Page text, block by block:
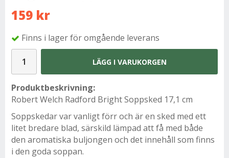
159 kr
Finns i lager för omgående leverans
LÄGG I VARUKORGEN
Produktbeskrivning:
Robert Welch Radford Bright Soppsked 17,1 cm
Soppskedar var vanligt förr och är en sked med ett
litet bredare blad, särskild lämpad att få med både
den aromatiska buljongen och det innehåll som finns
i den goda soppan.